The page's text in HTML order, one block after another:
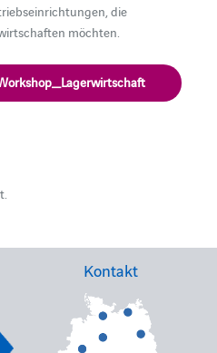
die
möchten.
Kontakt